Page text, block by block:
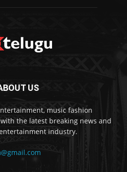
US
music fashion
the latest breaking news and
industry.